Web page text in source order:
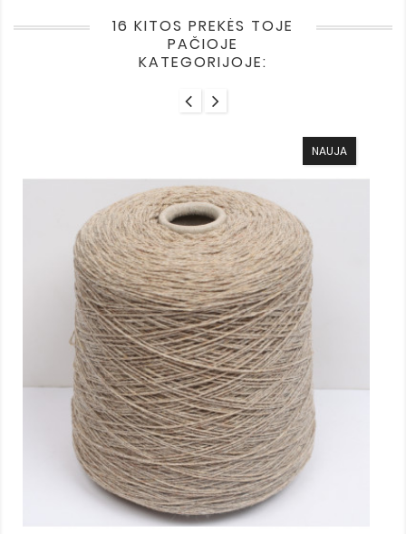
16 KITOS PREKĖS TOJE
PAČIOJE
KATEGORIJOJE:
NAUJA